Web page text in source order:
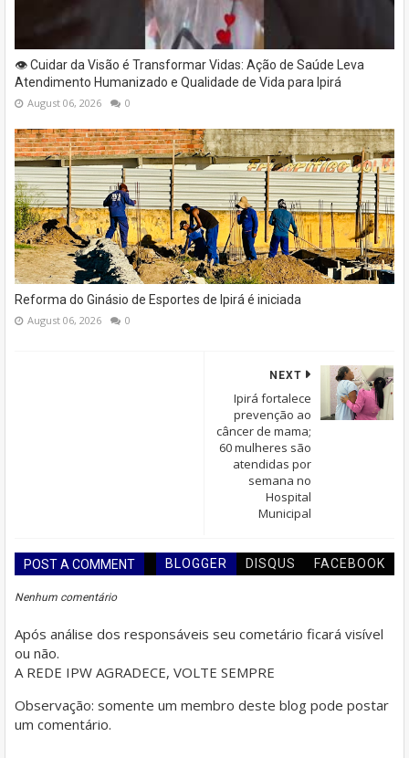
👁️ Cuidar da Visão é Transformar Vidas: Ação de Saúde Leva
Atendimento Humanizado e Qualidade de Vida para Ipirá
August 06, 2026 0
Reforma do Ginásio de Esportes de Ipirá é iniciada
August 06, 2026 0
NEXT
Ipirá fortalece
prevenção ao
câncer de mama;
60 mulheres são
atendidas por
semana no
Hospital
Municipal
POST A COMMENT BLOGGER DISQUS FACEBOOK
Nenhum comentário
Após análise dos responsáveis seu cometário ficará visível
ou não.
A REDE IPW AGRADECE, VOLTE SEMPRE
Observação: somente um membro deste blog pode postar
um comentário.